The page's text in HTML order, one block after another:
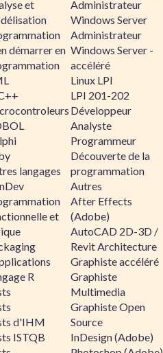
et
démarrer en
langages
et
R
d'IHM
ISTQB
Administrateur
Windows Server
Administrateur
Windows Server -
accéléré
Linux LPI
LPI 201-202
Développeur
Analyste
Programmeur
Découverte de la
programmation
Autres
After Effects
(Adobe)
AutoCAD 2D-3D /
Revit Architecture
Graphiste accéléré
Graphiste
Multimedia
Graphiste Open
Source
InDesign (Adobe)